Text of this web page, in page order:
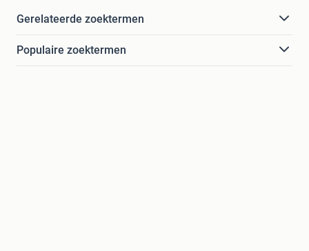
Gerelateerde zoektermen
Populaire zoektermen